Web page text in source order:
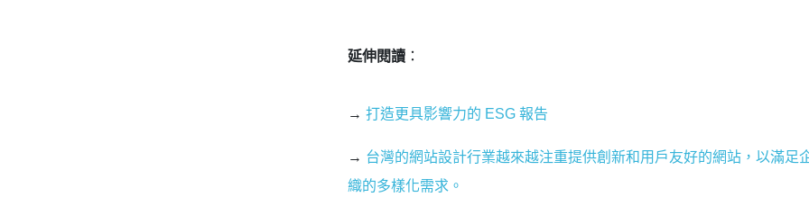
延伸閱讀：
→ 打造更具影響力的 ESG 報告
→ 台灣的網站設計行業越來越注重提供創新和用戶友好的網站，以滿足
織的多樣化需求。